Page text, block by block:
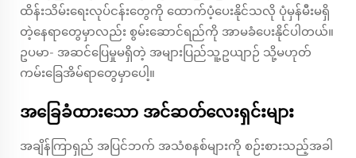
ထိန်းသိမ်းရေးလုပ်ငန်းတွေကို ထောက်ပံ့ပေးနိုင်သလို ပုံမှန်မီးမရှိ
တဲ့နေရာတွေမှာလည်း စွမ်းဆောင်ရည်ကို အာမခံပေးနိုင်ပါတယ်။
ဥပမာ- အဆင်ပြေမှုမရှိတဲ့ အများပြည်သူ့ဥယျာဉ် သို့မဟုတ်
ကမ်းခြေအိမ်ရာတွေမှာပေါ့။
အခြေခံထားသော အင်ဆတ်လေးရှင်းများ
အချိန်ကြာရှည် အပြင်ဘက် အသံစနစ်များကို စဉ်းစားသည့်အခါ